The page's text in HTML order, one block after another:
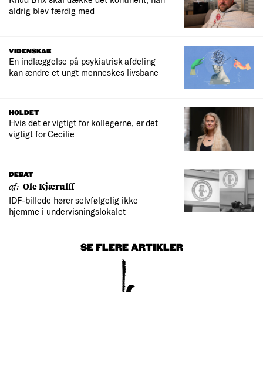
aldrig blev færdig med
VIDENSKAB
En indlæggelse på psykiatrisk afdeling
kan ændre et ungt menneskes livsbane
HOLDET
Hvis det er vigtigt for kollegerne, er det
vigtigt for Cecilie
DEBAT
af: Ole Kjærulff
IDF-billede hører selvfølgelig ikke
hjemme i undervisningslokalet
SE FLERE ARTIKLER